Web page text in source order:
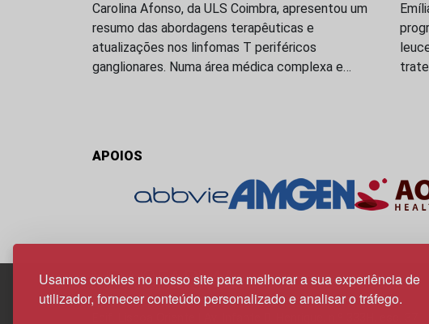
Usamos cookies no nosso site para melhorar a sua experiência de
utilizador, fornecer conteúdo personalizado e analisar o tráfego.
Carolina Afonso, da ULS Coimbra, apresentou um
resumo das abordagens terapêuticas e
atualizações nos linfomas T periféricos
ganglionares. Numa área médica complexa e…
APOIOS